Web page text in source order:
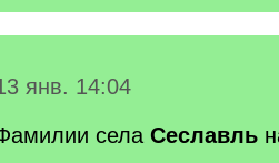
янв. 14:04
села Сеславль